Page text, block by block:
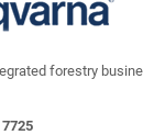
forestry